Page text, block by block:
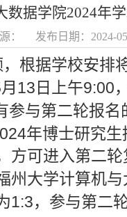
数据学院2024年
： 发布日期：2024-
根据学校安排
月 13 日上午9:00
参与第二轮报名
年博士研究
方可进入第二
州大学计算机
1:3 ，参与第二